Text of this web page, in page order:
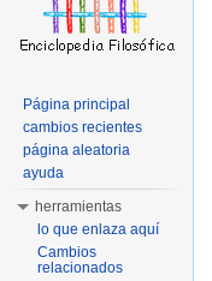
Página principal
cambios recientes
página aleatoria
ayuda
herramientas
lo que enlaza aquí
Cambios
relacionados